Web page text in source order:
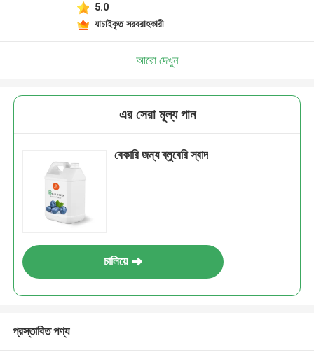
5.0
যাচাইকৃত সরবরাহকারী
আরো দেখুন
এর সেরা মূল্য পান
বেকারি জন্য ব্লুবেরি স্বাদ
চালিয়ে
প্রস্তাবিত পণ্য